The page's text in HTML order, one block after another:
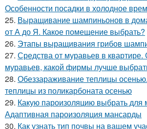
Особенности посадки в холодное
25. Выращивание шампиньонов в
от А до Я. Какое помещение выбрать?
26. Этапы выращивания грибов
27. Средства от муравьев в квартире.
муравьев, какой фирмы лучше
28. Обеззараживание теплицы
теплицы из поликарбоната осенью
29. Какую пароизоляцию выбрать для
Адаптивная пароизоляция мансарды
30. Как узнать тип почвы на вашем